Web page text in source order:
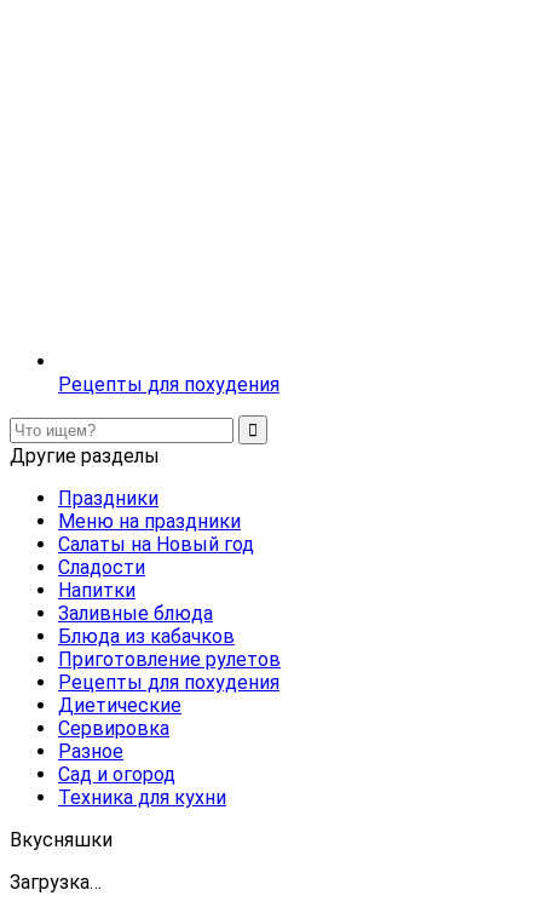
Рецепты для похудения
Другие разделы
Праздники
Меню на праздники
Салаты на Новый год
Сладости
Напитки
Заливные блюда
Блюда из кабачков
Приготовление рулетов
Рецепты для похудения
Диетические
Сервировка
Разное
Сад и огород
Техника для кухни
Вкусняшки
Загрузка…